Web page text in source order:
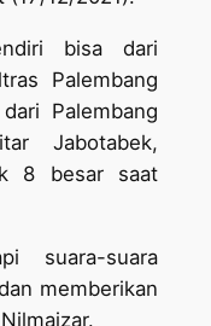
bisa dari
Palembang
Palembang
Jabotabek,
8 besar saat
suara-suara
memberikan